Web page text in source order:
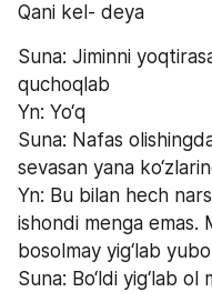
Qani kel- deya
Suna: Jiminni
quchoqlab
Yn: Yo‘q
Suna: Nafas
sevasan yana
Yn: Bu bilan hech
ishondi menga emas.
bosolmay yig‘lab
Suna: Bo‘ldi yig‘lab ol